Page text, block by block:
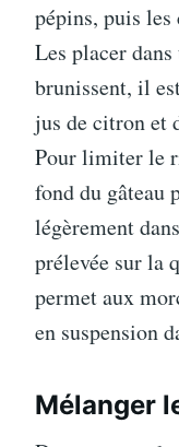
pépins, puis
Les placer
brunissent, il
jus de citron et
Pour limiter le
fond du gâteau
légèrement
prélevée sur la
permet aux
en suspension
Mélanger